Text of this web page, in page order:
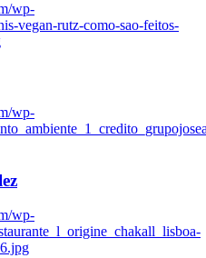
wp-
vegan-rutz-como-sao-feitos-
wp-
wp-